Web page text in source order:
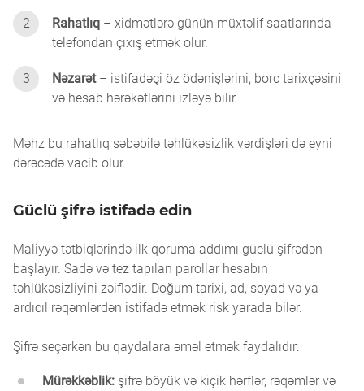
2 Rahatlıq – xidmətlərə günün müxtəlif saatlarında
telefondan çıxış etmək olur.
3 Nəzarət– istifadəçi öz ödənişlərini, borc tarixçəsini
və hesab hərəkətlərini izləyə bilir.
Məhz bu rahatlıq səbəbilə təhlükəsizlik vərdişləri də eyni
dərəcədə vacib olur.
Güclü şifrə istifadə edin
Maliyyə tətbiqlərində ilk qoruma addımı güclü şifrədən
başlayır. Sadə və tez tapılan parollar hesabın
təhlükəsizliyini zəiflədir. Doğum tarixi, ad, soyad və ya
ardıcıl rəqəmlərdən istifadə etmək risk yarada bilər.
Şifrə seçərkən bu qaydalara əməl etmək faydalıdır:
Mürəkkəblik: şifrə böyük və kiçik hərflər, rəqəmlər və